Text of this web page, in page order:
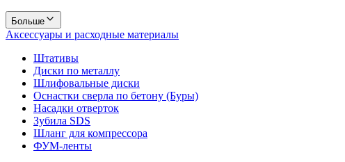
Больше
Аксессуары и расходные материалы
Штативы
Диски по металлу
Шлифовальные диски
Оснастки сверла по бетону (Буры)
Насадки отверток
Зубила SDS
Шланг для компрессора
ФУМ-ленты